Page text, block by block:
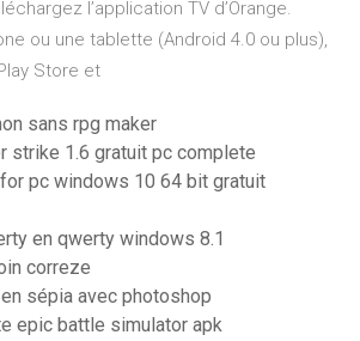
l’application TV d’Orange.
ou une tablette (Android 4.0 ou plus),
Store et
sans rpg maker
strike 1.6 gratuit pc complete
pc windows 10 64 bit gratuit
en qwerty windows 8.1
correze
sépia avec photoshop
epic battle simulator apk